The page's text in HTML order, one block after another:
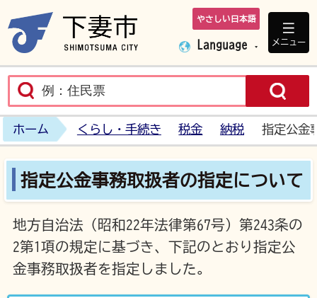
下妻市ホームペ
やさしい日本語
Language メニュー
ホーム くらし・手続き 税金 納税 指定公金
指定公金事務取扱者の指定について
地方自治法（昭和22年法律第67号）第243条の
2第1項の規定に基づき、下記のとおり指定公
金事務取扱者を指定しました。